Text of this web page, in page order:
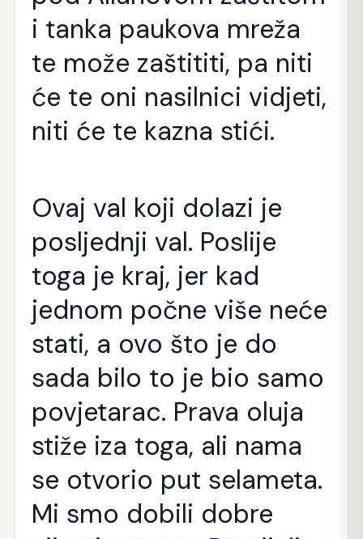
i tanka paukova mreža
te može zaštititi, pa niti
će te oni nasilnici vidjeti,
niti će te kazna stići.
Ovaj val koji dolazi je
posljednji val. Poslije
toga je kraj, jer kad
jednom počne više neće
stati, a ovo što je do
sada bilo to je bio samo
povjetarac. Prava oluja
stiže iza toga, ali nama
se otvorio put selameta.
Mi smo dobili dobre